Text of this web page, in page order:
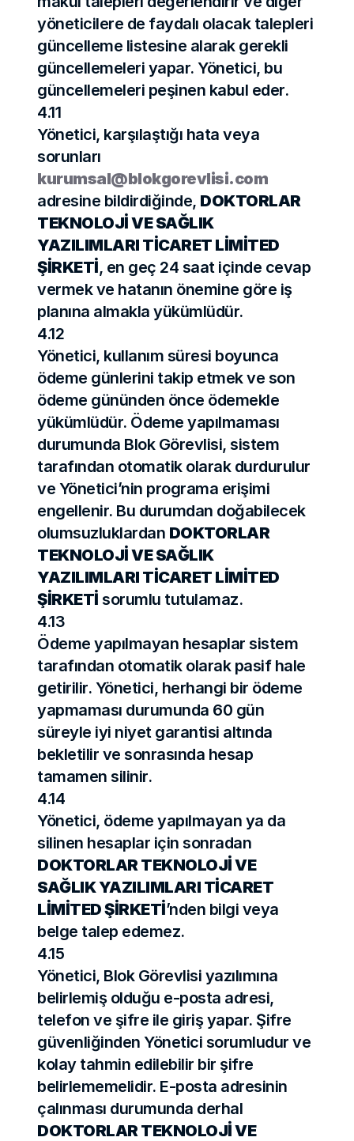
yöneticilere de faydalı olacak talepleri
güncelleme listesine alarak gerekli
güncellemeleri yapar. Yönetici, bu
güncellemeleri peşinen kabul eder.
4.11
Yönetici, karşılaştığı hata veya
kurumsal@blokgorevlisi.com
adresine bildirdiğinde, DOKTORLAR
TEKNOLOJİ VE SAĞLIK
YAZILIMLARI TİCARET LİMİTED
ŞİRKETİ, en geç 24 saat içinde cevap
vermek ve hatanın önemine göre iş
planına almakla yükümlüdür.
4.12
Yönetici, kullanım süresi boyunca
ödeme günlerini takip etmek ve son
ödeme gününden önce ödemekle
yükümlüdür. Ödeme yapılmaması
durumunda Blok Görevlisi, sistem
tarafından otomatik olarak durdurulur
ve Yönetici’nin programa erişimi
engellenir. Bu durumdan doğabilecek
olumsuzluklardan DOKTORLAR
TEKNOLOJİ VE SAĞLIK
YAZILIMLARI TİCARET LİMİTED
ŞİRKETİ sorumlu tutulamaz.
4.13
Ödeme yapılmayan hesaplar sistem
tarafından otomatik olarak pasif hale
getirilir. Yönetici, herhangi bir ödeme
yapmaması durumunda 60 gün
süreyle iyi niyet garantisi altında
bekletilir ve sonrasında hesap
tamamen silinir.
4.14
Yönetici, ödeme yapılmayan ya da
DOKTORLAR TEKNOLOJİ VE
SAĞLIK YAZILIMLARI TİCARET
LİMİTED ŞİRKETİ’nden bilgi veya
belge talep edemez.
4.15
Yönetici, Blok Görevlisi yazılımına
belirlemiş olduğu e-posta adresi,
telefon ve şifre ile giriş yapar. Şifre
güvenliğinden Yönetici sorumludur ve
kolay tahmin edilebilir bir şifre
belirlememelidir. E-posta adresinin
DOKTORLAR TEKNOLOJİ VE